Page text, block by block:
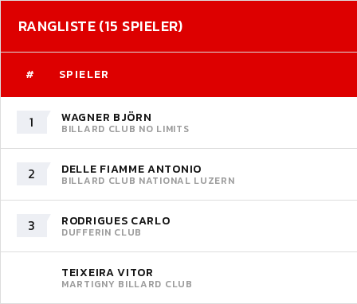
RANGLISTE (15 SPIELER)
# SPIELER
1 WAGNER BJÖRN
BILLARD CLUB NO LIMITS
2 DELLE FIAMME ANTONIO
BILLARD CLUB NATIONAL LUZERN
3 RODRIGUES CARLO
DUFFERIN CLUB
TEIXEIRA VITOR
MARTIGNY BILLARD CLUB